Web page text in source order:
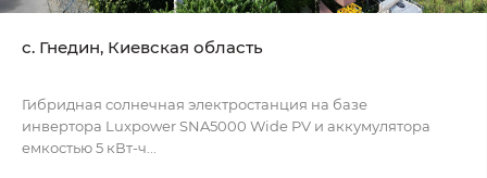
с. Гнедин, Киевская область
Гибридная солнечная электростанция на базе
инвертора Luxpower SNA5000 Wide PV и аккумулятора
емкостью 5 кВт-ч...